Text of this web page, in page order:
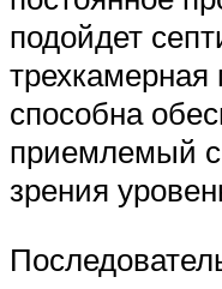
подойдет
способна
приемлемый с
зрения